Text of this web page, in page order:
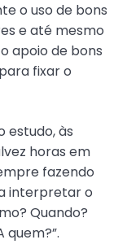
o uso de bons
e até mesmo
apoio de bons
fixar o
estudo, às
horas em
fazendo
interpretar o
Quando?
quem?”.